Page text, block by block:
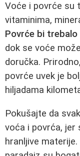
Voće i povrće su
vitaminima,
Povrće bi
dok se voće
doručka.
povrće uvek je
hiljadama
Pokušajte da
voća i povrća, jer
hranljive